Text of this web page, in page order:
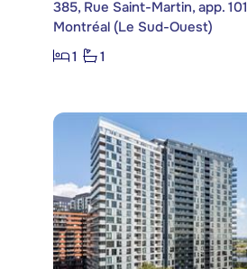
385, Rue Saint-Martin, app. 101
Montréal (Le Sud-Ouest)
1
1